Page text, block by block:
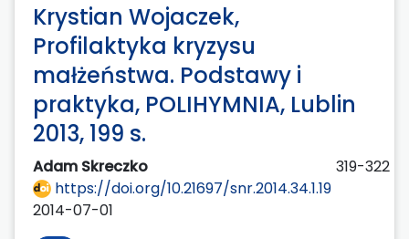
Krystian Wojaczek,
Profilaktyka kryzysu
małżeństwa. Podstawy i
praktyka, POLIHYMNIA, Lublin
2013, 199 s.
Adam Skreczko
319-322
https://doi.org/10.21697/snr.2014.34.1.19
2014-07-01